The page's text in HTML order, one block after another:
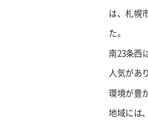
は、札幌
た。
南23条西
人気があ
環境が豊
地域には